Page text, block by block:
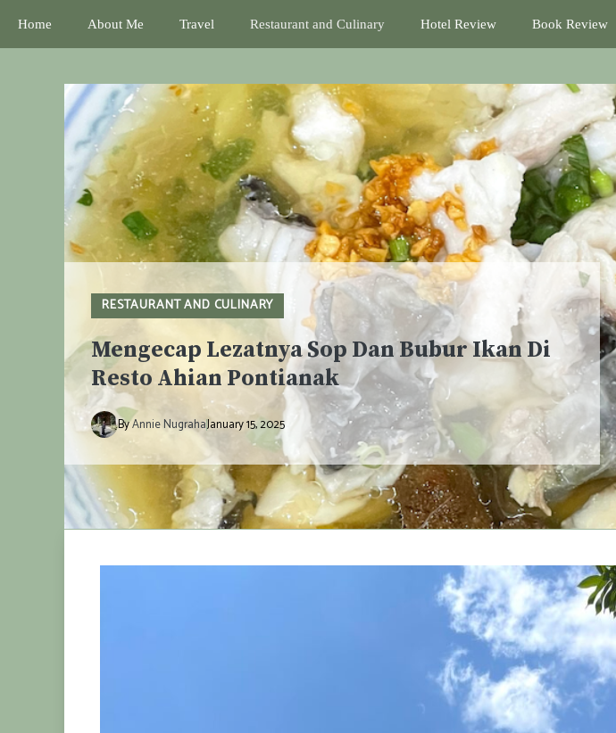
Home About Me Travel Restaurant and Culinary Hotel Review Book Review
RESTAURANT AND CULINARY
Mengecap Lezatnya Sop Dan Bubur Ikan Di
Resto Ahian Pontianak
ByAnnie NugrahaJanuary 15, 2025